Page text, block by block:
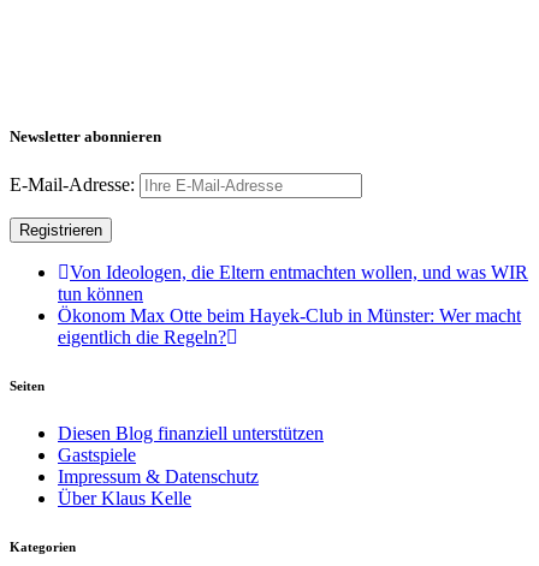
Newsletter abonnieren
E-Mail-Adresse:
Von Ideologen, die Eltern entmachten wollen, und was WIR
tun können
Ökonom Max Otte beim Hayek-Club in Münster: Wer macht
eigentlich die Regeln?
Seiten
Diesen Blog finanziell unterstützen
Gastspiele
Impressum & Datenschutz
Über Klaus Kelle
Kategorien